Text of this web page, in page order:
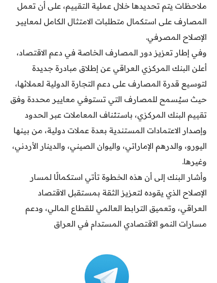
ملاحظات يتم تحديدها خلال عملية التقييم، على أن تعمل
المصارف على استكمال متطلبات الامتثال الكامل لمعايير
الإصلاح المصرفي.
وفي إطار تعزيز دور المصارف الخاصة في دعم الاقتصاد،
أعلن البنك المركزي العراقي عن إطلاق مبادرة جديدة
لتوسيع قدرة المصارف على دعم التجارة الدولية لعملائها،
حيث سيُسمح للمصارف التي تستوفي معايير محددة وفق
تقييم البنك المركزي، باستئناف المعاملات عبر الحدود
وإصدار الاعتمادات المستندية بعدة عملات دولية، من بينها
اليورو، والدرهم الإماراتي، واليوان الصيني، والدينار الأردني،
وغيرها.
وأشار البنك إلى أن هذه الخطوة تأتي استكمالًا لمسار
الإصلاح الذي يقوده لتعزيز الثقة بمستقبل الاقتصاد
العراقي، وتعميق الترابط العالمي للقطاع المالي، ودعم
مسارات النمو الاقتصادي المستدام في العراق